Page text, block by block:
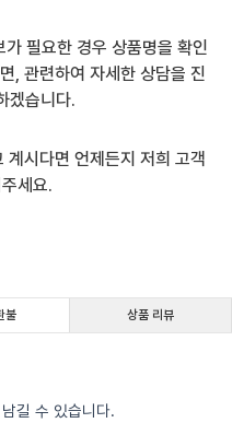
필요한 경우 상품명을 확인
, 관련하여 자세한 상담을 진
겠습니다.
계시다면 언제든지 저희 고객
세요.
불 상품 리뷰
길 수 있습니다.